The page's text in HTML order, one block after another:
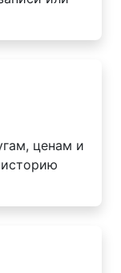
ценам и